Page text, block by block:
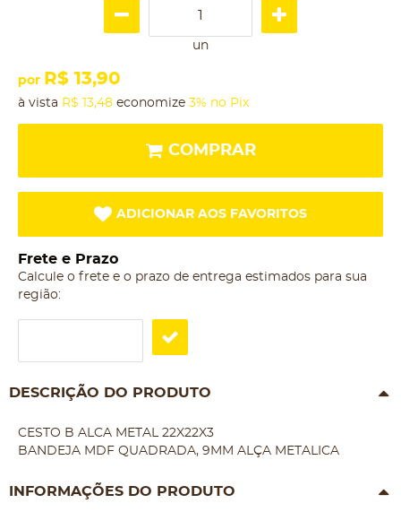
un
por R$ 13,90
à vista R$ 13,48 economize 3% no Pix
COMPRAR
ADICIONAR AOS FAVORITOS
Frete e Prazo
Calcule o frete e o prazo de entrega estimados para sua
região:
DESCRIÇÃO DO PRODUTO
CESTO B ALCA METAL 22X22X3
BANDEJA MDF QUADRADA, 9MM ALÇA METALICA
INFORMAÇÕES DO PRODUTO